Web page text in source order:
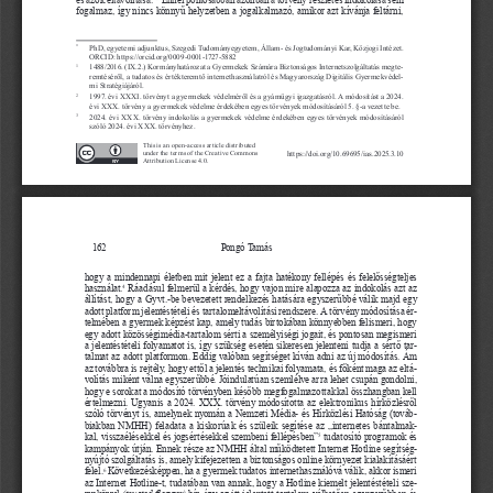
fogalmaz, így nincs könnyű helyzetben a jogalkalmazó, amikor azt kívánja feltárni,
*
  PhD, egyetemi adjunktus, Szegedi Tudományegyetem, Állam- és Jogtudományi Kar, Közjogi Intézet.
ORCID: https://orcid.org/0009-0001-1727-5882
1
  1488/2016. (IX.2.) Kormányhatározat a Gyermekek Számára Biztonságos Internetszolgáltatás megte
remtéséről, a tudatos és értékteremtő internethasználatról és Magyarország Digitális Gyermekvédel
mi Stratégiájáról.
2
1997. évi XXXI. törvényt a gyermekek védelméről és a gyámügyi igazgatásról. A módosítást a 2024.
évi XXX. törvény a gyermekek védelme érdekében egyes törvények módosításáról 5. §-a vezette be.
3
2024. évi XXX. törvény indokolás a gyermekek védelme érdekében egyes törvények módosításáról
szóló 2024. évi XXX. törvényhez.
This is an open-access article distributed
under the terms of the Creative Commons
Attribution License 4.0.
https://doi.org/10.69695/ias.2025.3.10
Pongó Ta m á s
162
hogy a mindennapi életben mit jelent ez a fajta hatékony fellépés és felelősségteljes
használat.4 Ráadásul felmerül a kérdés, hogy vajon mire alapozza az indokolás azt az
állítást, hogy a Gyvt.-be bevezetett rendelkezés hatására egyszerűbbé válik majd egy
adott platform jelentéstételi és tartalomeltávolítási rendszere. A törvény módosítása ér-
telmében a gyermek képzést kap, amely tudás birtokában könnyebben felismeri, hogy
egy adott közösségimédia-tartalom sérti a személyiségi jogait, és pontosan megismeri
a jelentéstételi folyamatot is, így szükség esetén sikeresen jelenteni tudja a sértő tar-
talmat az adott platformon. Eddig valóban segítséget kíván adni az új módosítás. Ám
az továbbra is rejtély, hogy ettől a jelentés technikai folyamata, és főként maga az eltá-
volítás miként válna egyszerűbbé. Jóindulatúan szemlélve arra lehet csupán gondolni,
hogy e sorokat a módosító törvényben később megfogalmazottakkal összhangban kell
értelmezni. Ugyanis a 2024. XXX. törvény módosította az elektronikus hírközlésről
szóló törvényt is, amelynek nyomán a Nemzeti Média- és Hírközlési Hatóság (továb-
biakban  NMHH)  feladata  a  kiskorúak  és  szüleik  segítése  az  „internetes  bántalmak-
kal, visszaélésekkel és jogsértésekkel szembeni fellépésben”5 tudatosító programok és
kampányok útján. Ennek része az NMHH által működtetett Internet Hotline segítség-
nyújtó szolgáltatás is, amely kifejezetten a biztonságos online környezet kialakításáért
felel.
6 Következésképpen, ha a gyermek tudatos internethasználóvá válik, akkor ismeri
az Internet Hotline-t, tudatában van annak, hogy a Hotline kiemelt jelentéstételi sze-